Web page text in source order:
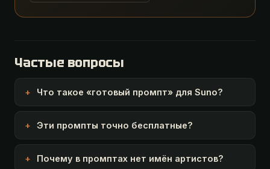
Частые вопросы
Что такое «готовый промпт» для Suno?
Эти промпты точно бесплатные?
Почему в промптах нет имён артистов?